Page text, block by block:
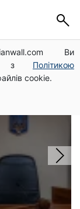
Ви
з Політикою
cookie.
III